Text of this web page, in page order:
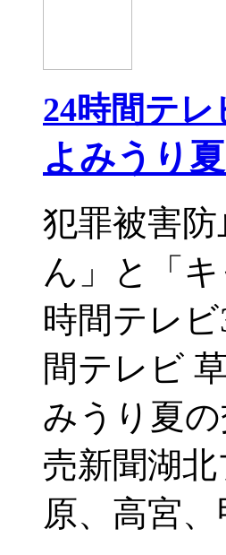
24時間テ
よみうり
犯罪被害
ん」と「
時間テレ
間テレビ
みうり夏
売新聞湖
原、高宮